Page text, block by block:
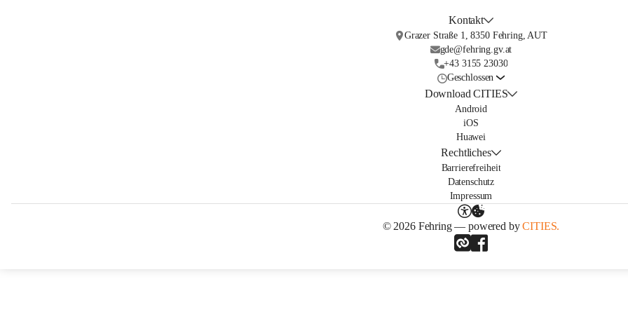
Kontakt
Grazer Straße 1, 8350 Fehring, AUT
gde@fehring.gv.at
+43 3155 23030
Geschlossen
Download CITIES
Android
iOS
Huawei
Rechtliches
Barrierefreiheit
Datenschutz
Impressum
© 2026 Fehring — powered byCITIES.